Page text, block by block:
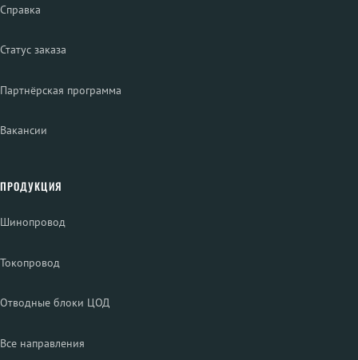
Справка
Статус заказа
Партнёрская программа
Вакансии
ПРОДУКЦИЯ
Шинопровод
Токопровод
Отводные блоки ЦОД
Все направления